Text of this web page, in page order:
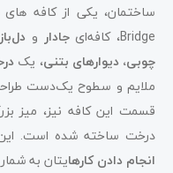
Bridge، کافه‌ای
جادار و دل‌باز
چوبی، دیوارهای بتنی، یک
ملایم و سطوح یک‌دست
قسمت این کافه نیز، میز
درخت ساخته شده است. این
انجام دادن کارهایتان به